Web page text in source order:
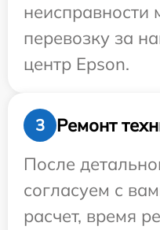
неисправности
перевозку за
центр Epson.
3
Ремонт
После
согласуем с
расчет, время